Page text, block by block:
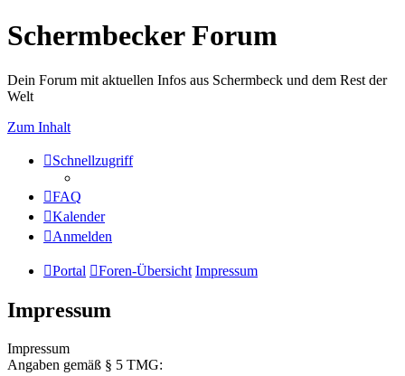
Schermbecker Forum
Dein Forum mit aktuellen Infos aus Schermbeck und dem Rest der
Welt
Zum Inhalt
Schnellzugriff
FAQ
Kalender
Anmelden
Portal Foren-Übersicht Impressum
Impressum
Impressum
Angaben gemäß § 5 TMG: